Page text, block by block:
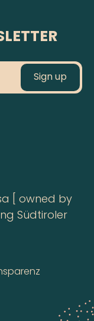
[ owned by
Südtiroler